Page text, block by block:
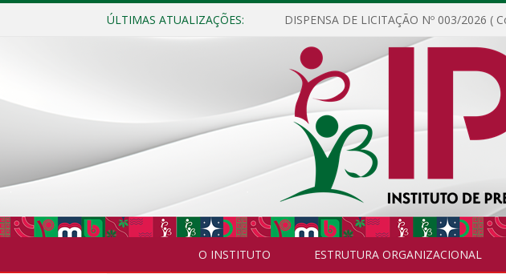
ÚLTIMAS ATUALIZAÇÕES:
O INSTITUTO ESTRUTURA ORGANIZACIONAL